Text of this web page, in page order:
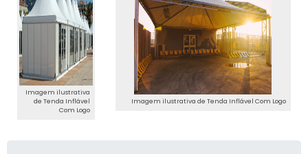
Imagem ilustrativa
de Tenda Inflável
Com Logo
Imagem ilustrativa de Tenda Inflável Com Logo